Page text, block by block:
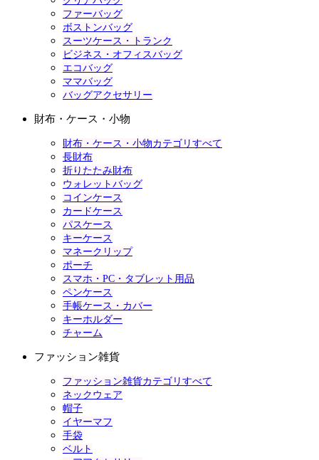
ファーバッグ
ボストンバッグ
スーツケース・トランク
ビジネス・オフィスバッグ
エコバッグ
ママバッグ
バッグアクセサリー
財布・ケース・小物
財布・ケース・小物カテゴリすべて
長財布
折りたたみ財布
ウォレットバッグ
コインケース
カードケース
パスケース
キーケース
マネークリップ
ポーチ
スマホ・PC・タブレット用品
ペンケース
手帳ケース・カバー
キーホルダー
チャーム
ファッション雑貨
ファッション雑貨カテゴリすべて
ネックウェア
帽子
イヤーマフ
手袋
ベルト